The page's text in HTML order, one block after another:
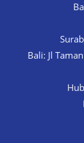
Bali: Jl